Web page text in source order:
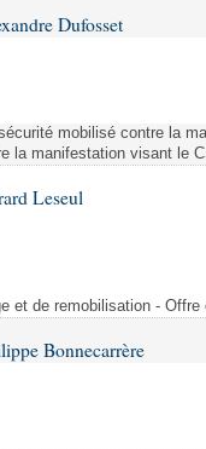
Dufosset
mobilisé contre la
la manifestation visant le
Leseul
et de remobilisation -
Bonnecarrère